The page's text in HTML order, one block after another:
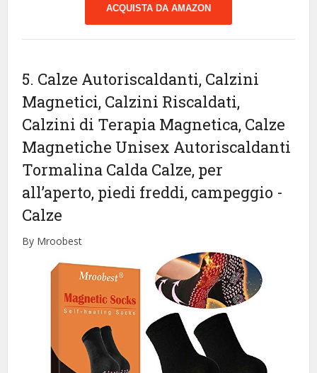
ACQUISTA DA AMAZON
5. Calze Autoriscaldanti, Calzini
Magnetici, Calzini Riscaldati,
Calzini di Terapia Magnetica, Calze
Magnetiche Unisex Autoriscaldanti
Tormalina Calda Calze, per
all’aperto, piedi freddi, campeggio -
Calze
By Mroobest